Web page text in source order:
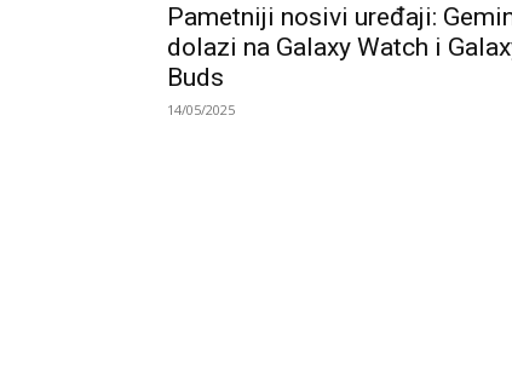
Pametniji nosivi uređaji:
dolazi na Galaxy Watch i
Buds
14/05/2025